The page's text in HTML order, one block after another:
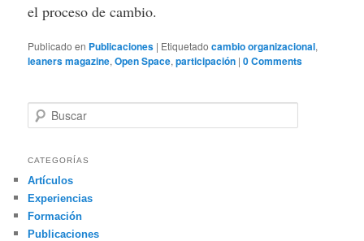
el proceso de cambio.
Publicado en Publicaciones | Etiquetado cambio organizacional,
leaners magazine,Open Space,participación |0 Comments
u
c
r
CATEGORÍAS
Artículos
Experiencias
Formación
Publicaciones